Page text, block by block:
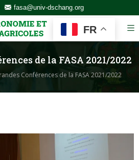
fasa@univ-dschang.org
de la FASA 2021/2022
Conférences de la FASA 2021/2022
FR